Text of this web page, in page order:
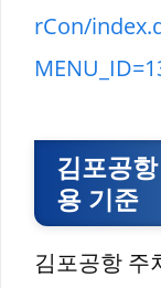
rCon/
김포공
용 기준
김포공항 주